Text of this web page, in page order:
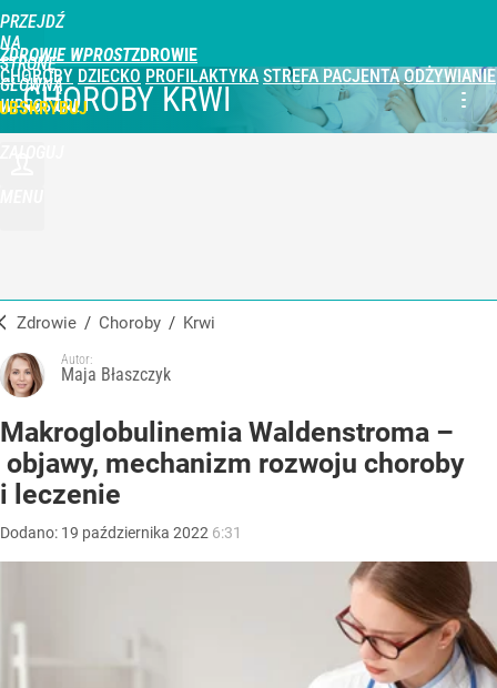
PRZEJDŹ
NA
STRONĘ
GŁÓWNĄ
WPROST.PL
ZDROWIE WPROST
CHOROBY DZIECKO PROFILAKTYKA STREFA PACJENTA ODŻYWIANIE
CHOROBY KRWI
Zdrowie / Choroby / krwi
Autor:
Maja Błaszczyk
Makroglobulinemia Waldenstroma –
objawy, mechanizm rozwoju choroby
i leczenie
Dodano: 19 października 2022 6:31